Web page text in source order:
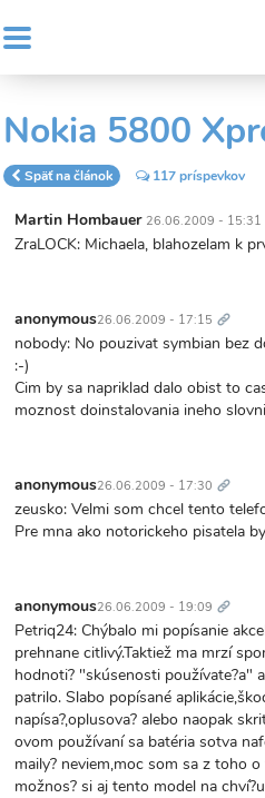
MENU
Header
menu
User
account
Nokia 5800
Späť na článok 117 príspevkov
Martin Hombauer 26.06.2009 - 15:31
ZraLOCK: Michaela, blahozelam k
anonymous26.06.2009 - 17:15 odkaz
nobody: No pouzivat symbian bez
:-)
Cim by sa napriklad dalo obist to
moznost doinstalovania ineho
anonymous26.06.2009 - 17:30 odkaz
zeusko: Velmi som chcel tento
Pre mna ako notorickeho pisatela
anonymous26.06.2009 - 19:09 odkaz
Petriq24: Chýbalo mi popísanie
prehnane citlivý.Taktiež ma mrzí
hodnoti? "skúsenosti používate?a"
patrilo. Slabo popísané
napísa?,oplusova? alebo naopak
ovom používaní sa batéria sotva
maily? neviem,moc som sa z toho
možnos? si aj tento model na